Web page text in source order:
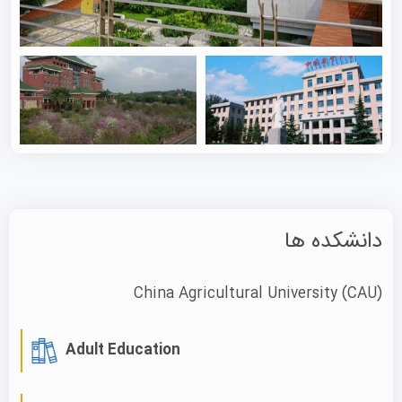
چین دانشگاه در دسترس است. نرخ پذیرش برای متقاضیان
بین‌المللی ۲۰ درصد است.
چک لیست پذیرش برای دانشجویان بین‌المللی
شرایط متقاضیان:
توانایی زبان انگلیسی: تسلط کافی به زبان انگلیسی.
کارشناسی‌ارشد باشند.
فرم درخواست
تحصیلی و ریزنمرات (مدارک باید به زبان چینی یا انگلیسی
دانشکده ها
China Agricultural University(CAU)
Adult Education